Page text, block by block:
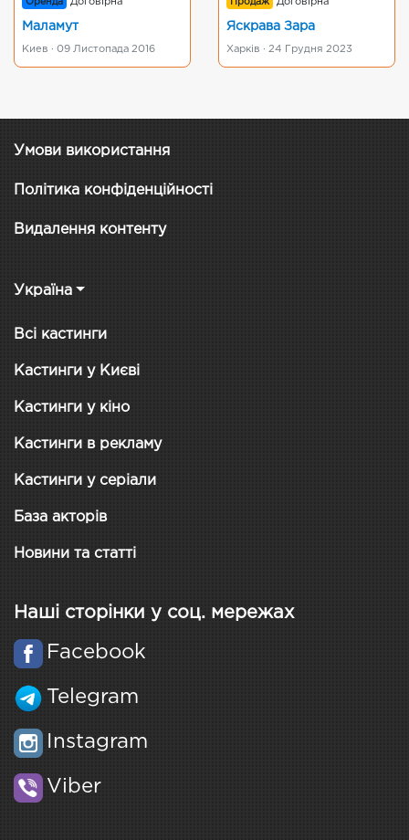
Оренда Договірна
Маламут
Киев · 09 Листопада 2016
Продаж Договірна
Яскрава Зара
Харків · 24 Грудня 2023
Умови використання
Політика конфіденційності
Видалення контенту
Україна
Всі кастинги
Кастинги у Києві
Кастинги у кіно
Кастинги в рекламу
Кастинги у серіали
База акторів
Новини та статті
Наші сторінки у соц. мережах
Facebook
Telegram
Instagram
Viber